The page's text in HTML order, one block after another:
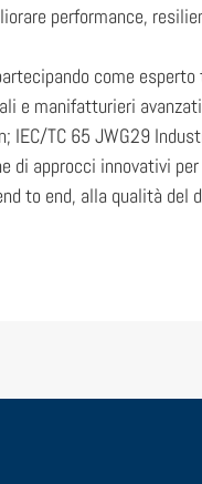
performance,
come
e manifatturieri
IEC/TC 65 JWG29
approcci innovativi
to end, alla qualità del